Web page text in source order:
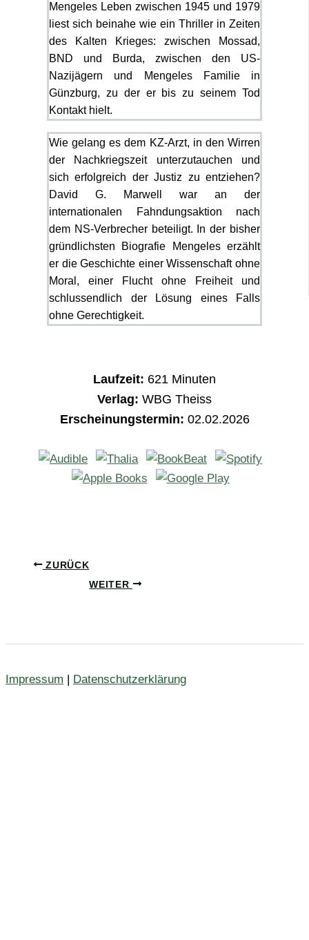
Mengeles Leben zwischen 1945 und 1979
liest sich beinahe wie ein Thriller in Zeiten
des Kalten Krieges: zwischen Mossad,
BND und Burda, zwischen den US-
Nazijägern und Mengeles Familie in
Günzburg, zu der er bis zu seinem Tod
Kontakt hielt.
Wie gelang es dem KZ-Arzt, in den Wirren
der Nachkriegszeit unterzutauchen und
sich erfolgreich der Justiz zu entziehen?
David G. Marwell war an der
internationalen Fahndungsaktion nach
dem NS-Verbrecher beteiligt. In der bisher
gründlichsten Biografie Mengeles erzählt
er die Geschichte einer Wissenschaft ohne
Moral, einer Flucht ohne Freiheit und
schlussendlich der Lösung eines Falls
ohne Gerechtigkeit.
Laufzeit: 621 Minuten
Verlag: WBG Theiss
Erscheinungstermin: 02.02.2026
ZURÜCK
WEITER
Impressum | Datenschutzerklärung